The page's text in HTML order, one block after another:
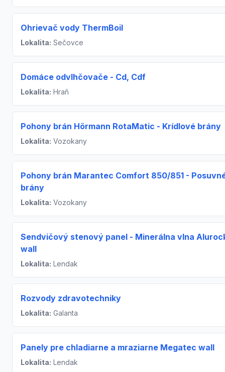
Ohrievač vody ThermBoil
Lokalita: Sečovce
Domáce odvlhčovače - Cd, Cdf
Lokalita: Hraň
Pohony brán Hörmann RotaMatic - Krídlové brány
Lokalita: Vozokany
Pohony brán Marantec Comfort 850/851 -
brány
Lokalita: Vozokany
Sendvičový stenový panel - Minerálna vlna
wall
Lokalita: Lendak
Rozvody zdravotechniky
Lokalita: Galanta
Panely pre chladiarne a mraziarne Megatec wall
Lokalita: Lendak